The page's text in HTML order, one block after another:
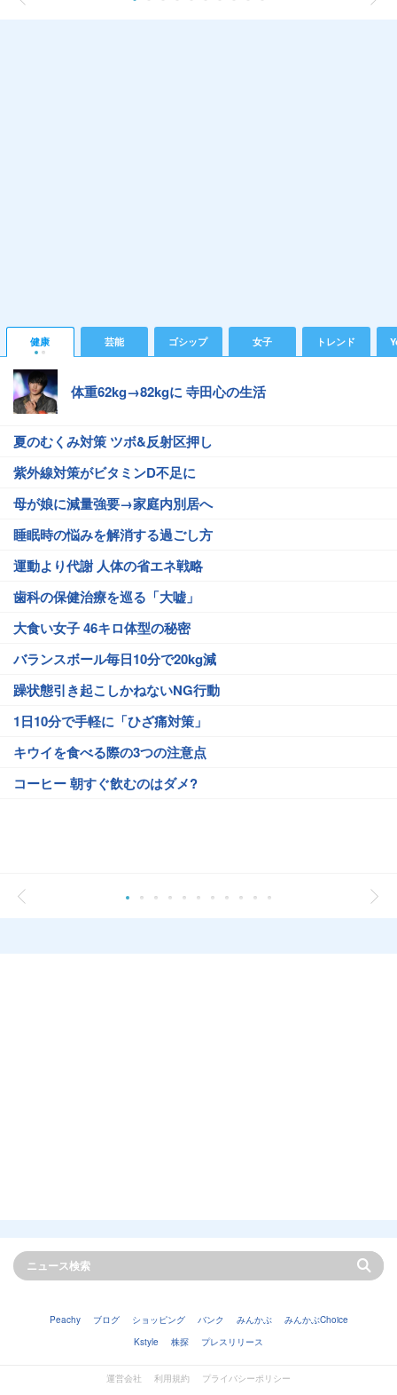
健康 芸能 ゴシップ 女子 トレンド
体重62kg→82kgに 寺田心の生活
夏のむくみ対策 ツボ&反射区押し
紫外線対策がビタミンD不足に
母が娘に減量強要→家庭内別居へ
睡眠時の悩みを解消する過ごし方
運動より代謝 人体の省エネ戦略
歯科の保健治療を巡る「大嘘」
大食い女子 46キロ体型の秘密
バランスボール毎日10分で20kg減
躁状態引き起こしかねないNG行動
1日10分で手軽に「ひざ痛対策」
キウイを食べる際の3つの注意点
コーヒー 朝すぐ飲むのはダメ?
Peachy ブログ ショッピング バンク みんかぶ
みんかぶChoice
Kstyle
株探 プレスリリース
運営会社 利用規約
プライバシーポリシー